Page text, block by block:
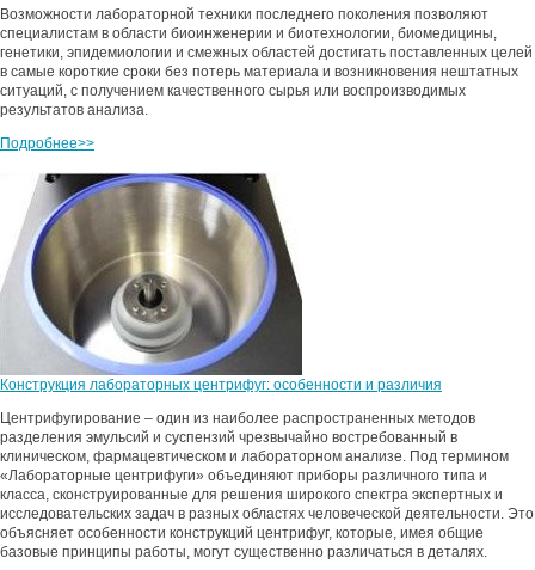
Возможности лабораторной техники последнего поколения позволяют
специалистам в области биоинженерии и биотехнологии, биомедицины,
генетики, эпидемиологии и смежных областей достигать поставленных целей
в самые короткие сроки без потерь материала и возникновения нештатных
ситуаций, с получением качественного сырья или воспроизводимых
результатов анализа.
Подробнее>>
Конструкция лабораторных центрифуг: особенности и различия
Центрифугирование – один из наиболее распространенных методов
разделения эмульсий и суспензий чрезвычайно востребованный в
клиническом, фармацевтическом и лабораторном анализе. Под термином
«Лабораторные центрифуги» объединяют приборы различного типа и
класса, сконструированные для решения широкого спектра экспертных и
исследовательских задач в разных областях человеческой деятельности. Это
объясняет особенности конструкций центрифуг, которые, имея общие
базовые принципы работы, могут существенно различаться в деталях.